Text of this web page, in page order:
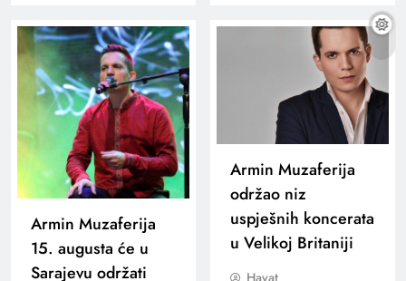
Armin Muzaferija
15. augusta će u
Sarajevu održati
Armin Muzaferija
održao niz
uspješnih koncerata
u Velikoj Britaniji